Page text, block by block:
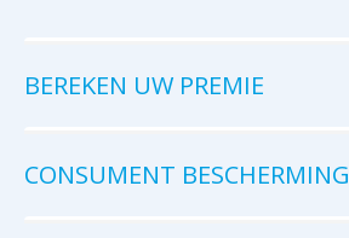
BEREKEN UW PREMIE
CONSUMENT BESCHERMING